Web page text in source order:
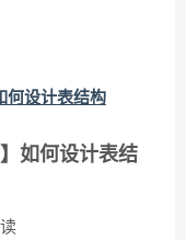
何设计表结构
如何设计表结